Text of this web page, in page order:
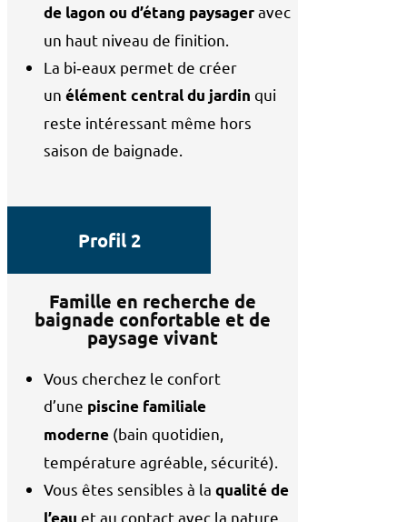
de lagon ou d’étang paysageravec
un haut niveau de finition.
La bi‑eaux permet de créer
un élément central du jardin qui
reste intéressant même hors
saison de baignade.
Profil 2
Famille en recherche de
baignade confortable et de
paysage vivant
Vous cherchez le confort
d’une piscine familiale
moderne (bain quotidien,
température agréable, sécurité).
Vous êtes sensibles à la qualité de
l’eau et au contact avec la nature.